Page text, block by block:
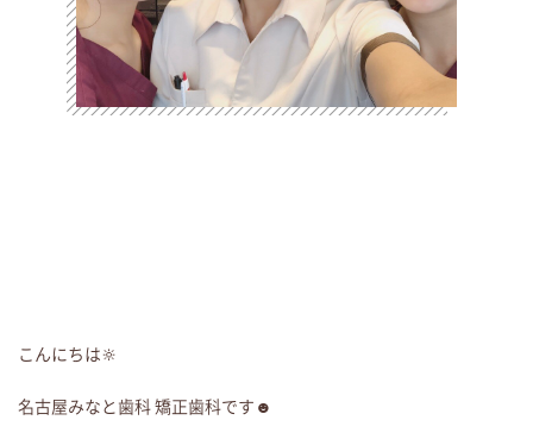
こんにちは🔆
名古屋みなと歯科 矯正歯科です☻